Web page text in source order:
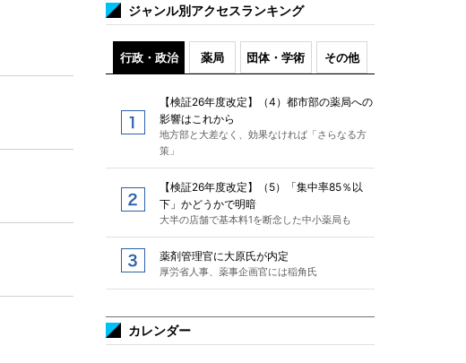
ジャンル別アクセスランキング
行政・政治 薬局 団体・学術 その他
【検証26年度改定】（4）都市部の薬局への
影響はこれから
地方部と大差なく、効果なければ「さらなる方
策」
【検証26年度改定】（5）「集中率85％以
下」かどうかで明暗
大半の店舗で基本料1を断念した中小薬局も
薬剤管理官に大原氏が内定
厚労省人事、薬事企画官には稲角氏
カレンダー